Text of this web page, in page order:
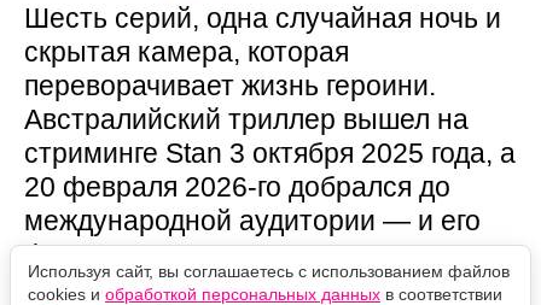
Шесть серий, одна случайная ночь и
скрытая камера, которая
переворачивает жизнь героини.
Австралийский триллер вышел на
стриминге Stan 3 октября 2025 года, а
20 февраля 2026-го добрался до
международной аудитории — и его
финал устроен так, что половину
смысла легко пропустить.
Используя сайт, вы соглашаетесь с использованием файлов
cookies и обработкой персональных данных в соответствии